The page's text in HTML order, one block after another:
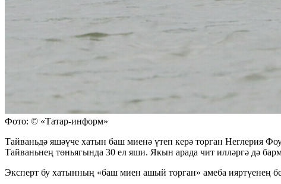
Фото: © «Татар-информ»
Тайваньдә яшәүче хатын баш миенә үтеп керә торган Неглерия
Тайваньнең төньягында 30 ел яши. Якын арада чит илләргә дә
Эксперт бу хатынның «баш миен ашый торган» амеба ияртүенең